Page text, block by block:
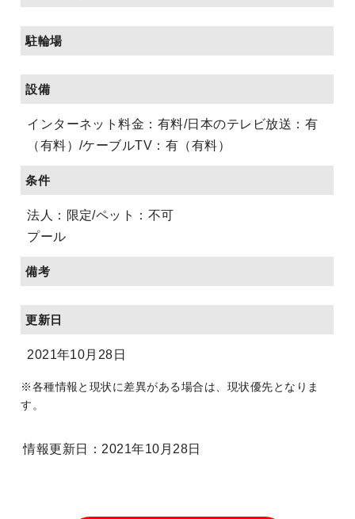
駐輪場
設備
インターネット料金：有料/日本のテレビ放送：有
（有料）/ケーブルTV：有（有料）
条件
法人：限定/ペット：不可
プール
備考
更新日
2021年10月28日
※各種情報と現状に差異がある場合は、現状優先となりま
す。
情報更新日：2021年10月28日